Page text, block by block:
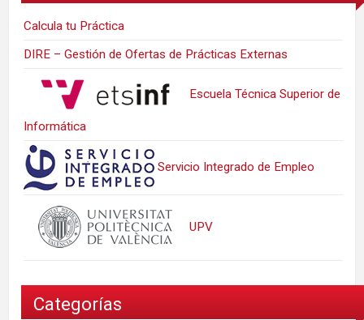
Calcula tu Práctica
DIRE – Gestión de Ofertas de Prácticas Externas
Escuela Técnica Superior de
Informática
Servicio Integrado de Empleo
UPV
Categorías